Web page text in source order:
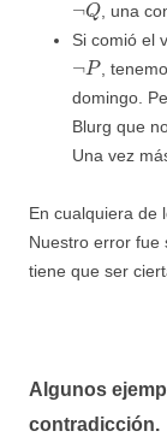
, una
Si comió el
P,
domingo.
Blurg que
Una vez
En cualquiera de
Nuestro error fue
tiene que ser
Algunos
contradicción.